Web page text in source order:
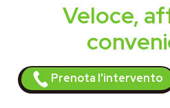
Veloce,
Prenota l'intervento